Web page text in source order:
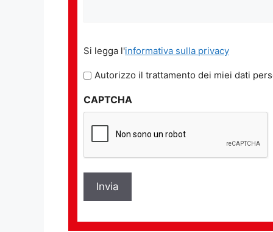
legga
l'informativa
privacy
Si legga l'informativa sulla privacy
Autorizzo il trattamento dei miei dati
CAPTCHA